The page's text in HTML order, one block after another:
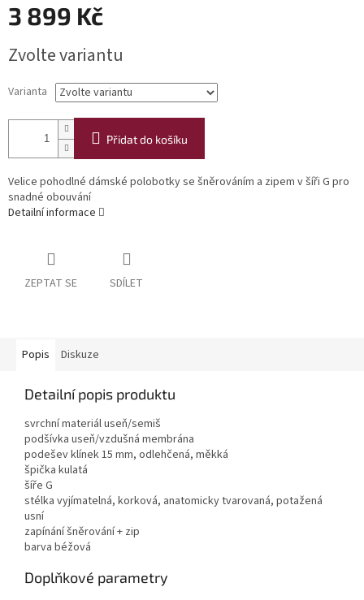
3 899 Kč
cena:
Zvolte variantu
Varianta
Přidat do košíku
Velice pohodlné dámské polobotky se šněrováním a zipem v šíři G pro
snadné obouvání
Detailní informace
ZEPTAT SE SDÍLET
Popis Diskuze
Detailní popis produktu
svrchní materiál useň/semiš
podšívka useň/vzdušná membrána
podešev klínek 15 mm, odlehčená, měkká
špička kulatá
šíře G
stélka vyjímatelná, korková, anatomicky tvarovaná, potažená
usní
zapínání šněrování + zip
barva béžová
Doplňkové parametry